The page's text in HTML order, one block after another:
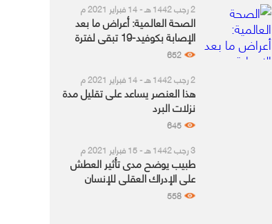
2 رجب 1442 هـ - 14 فبراير 2021 م
الصحة العالمية: أعراض ما بعد
الإصابة بكوفيد-19 تبقى لفترة
أطول لدى هذه الفئة
652
2 رجب 1442 هـ - 14 فبراير 2021 م
هذا العنصر يساعد على تقليل مدة
نزلات البرد
645
3 رجب 1442 هـ - 15 فبراير 2021 م
طبيب يوضح مدى تأثير العطش
على الإدراك العقلي للإنسان
558